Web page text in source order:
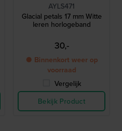
AYLS471
Glacial petals 17 mm Witte
leren horlogeband
30,-
● Binnenkort weer op
voorraad
Vergelijk
Bekijk Product